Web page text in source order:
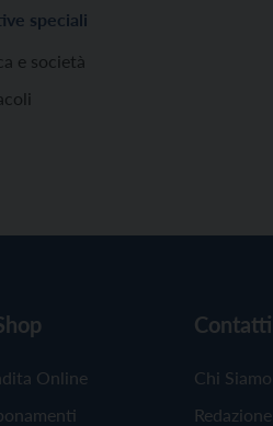
speciali
e società
Online
Contatti
Chi Siamo
Redazione